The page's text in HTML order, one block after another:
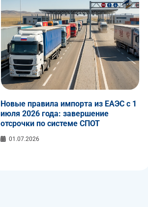
Новые правила импорта из ЕАЭС с 1
июля 2026 года: завершение
отсрочки по системе СПОТ
01.07.2026